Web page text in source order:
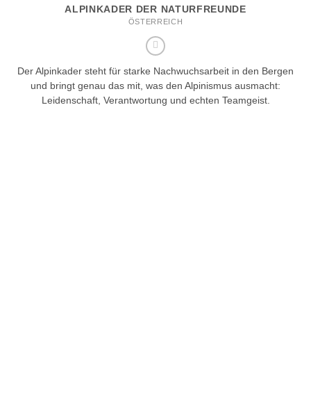
ALPINKADER DER NATURFREUNDE
ÖSTERREICH
Der Alpinkader steht für starke Nachwuchsarbeit in den Bergen
und bringt genau das mit, was den Alpinismus ausmacht:
Leidenschaft, Verantwortung und echten Teamgeist.